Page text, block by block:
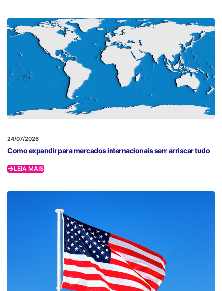
24/07/2026
Como expandir para mercados internacionais sem arriscar tudo
LEIA MAIS